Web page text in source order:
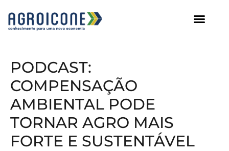
PODCAST:
COMPENSAÇÃO
AMBIENTAL PODE
TORNAR AGRO MAIS
FORTE E SUSTENTÁVEL